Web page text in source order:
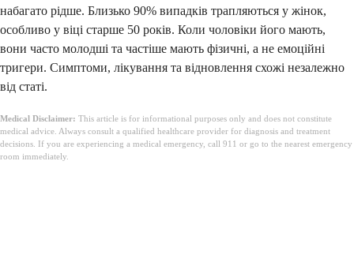
набагато рідше. Близько 90% випадків трапляються у жінок,
особливо у віці старше 50 років. Коли чоловіки його мають,
вони часто молодші та частіше мають фізичні, а не емоційні
тригери. Симптоми, лікування та відновлення схожі незалежно
від статі.
Medical Disclaimer: This article is for informational purposes only and does not constitute
medical advice. Always consult a qualified healthcare provider for diagnosis and treatment
decisions. If you are experiencing a medical emergency, call 911 or go to the nearest emergency
room immediately.